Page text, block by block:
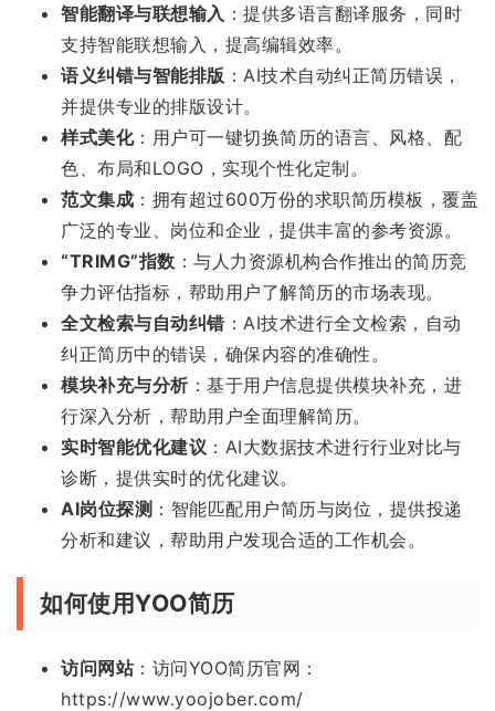
智能翻译与联想输入 ：提供多语言翻译服务，同时
支持智能联想输入，提高编辑效率。
语义纠错与智能排版 ：AI技术自动纠正简历错误，
并提供专业的排版设计。
样式美化：用户可一键切换简历的语言、风格、配
色、布局和LOGO，实现个性化定制。
范文集成 ：拥有超过600万份的求职简历模板，覆盖
广泛的专业、岗位和企业，提供丰富的参考资源。
“TRIMG”指数 ：与人力资源机构合作推出的简历竞
争力评估指标，帮助用户了解简历的市场表现。
全文检索与自动纠错 ：AI技术进行全文检索，自动
纠正简历中的错误，确保内容的准确性。
模块补充与分析：基于用户信息提供模块补充，进
行深入分析，帮助用户全面理解简历。
实时智能优化建议 ：AI大数据技术进行行业对比与
诊断，提供实时的优化建议。
AI岗位探测 ：智能匹配用户简历与岗位，提供投递
分析和建议，帮助用户发现合适的工作机会。
如何使用YOO简历
访问网站：访问YOO简历官网：
https://www.yoojober.com/